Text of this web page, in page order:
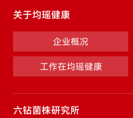
关于均瑶健康
企业概况
工作在均瑶健康
六钻菌株研究所